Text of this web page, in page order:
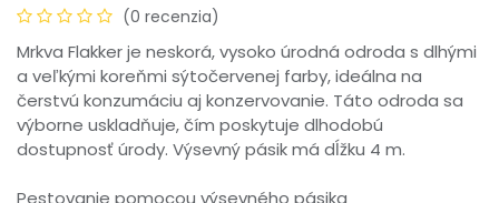
(0 recenzia)
Mrkva Flakker je neskorá, vysoko úrodná odroda s dlhými
a veľkými koreňmi sýtočervenej farby, ideálna na
čerstvú konzumáciu aj konzervovanie. Táto odroda sa
výborne uskladňuje, čím poskytuje dlhodobú
dostupnosť úrody. Výsevný pásik má dĺžku 4 m.
Pestovanie pomocou výsevného pásika